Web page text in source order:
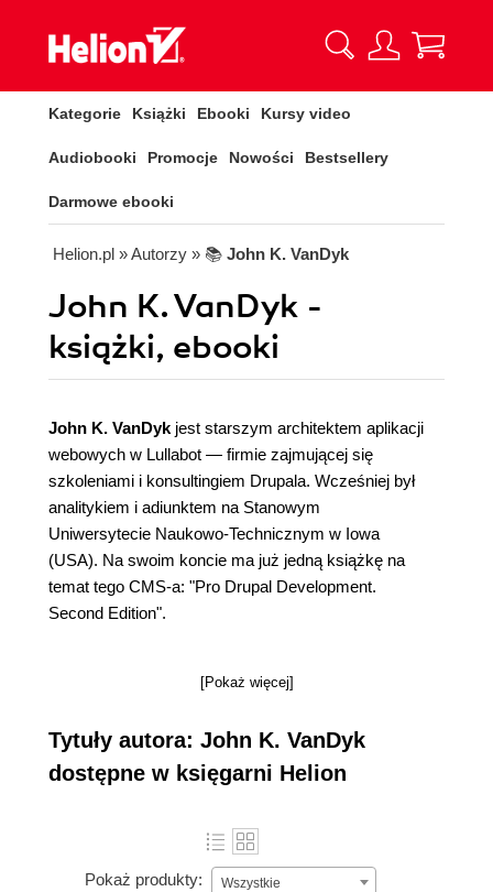
Kategorie Książki Ebooki Kursy video
Audiobooki Promocje Nowości Bestsellery
Darmowe ebooki
Helion.pl » Autorzy » 📚 John K. VanDyk
John K. VanDyk -
książki, ebooki
John K. VanDyk jest starszym architektem aplikacji
webowych w Lullabot — firmie zajmującej się
szkoleniami i konsultingiem Drupala. Wcześniej był
analitykiem i adiunktem na Stanowym
Uniwersytecie Naukowo-Technicznym w Iowa
(USA). Na swoim koncie ma już jedną książkę na
temat tego CMS-a: "Pro Drupal Development.
Second Edition".
[Pokaż więcej]
Tytuły autora: John K. VanDyk
dostępne w księgarni Helion
Pokaż produkty: Wszystkie